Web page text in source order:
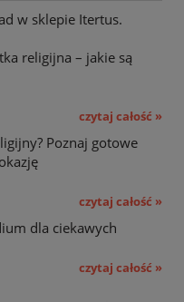
w sklepie Itertus.
religijna – jakie są
czytaj całość »
Poznaj gotowe
czytaj całość »
dla ciekawych
czytaj całość »